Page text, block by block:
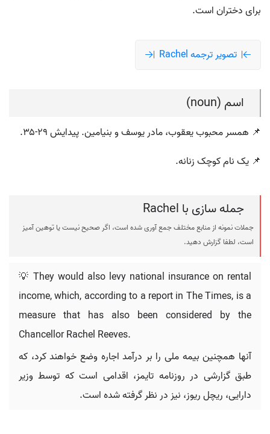
برای دختران است.
تصویر ترجمه Rachel
اسم (noun)
📌 همسر محبوب یعقوب، مادر یوسف و بنیامین. پیدایش ۲۹-۳۵.
📌 یک نام کوچک زنانه.
جمله سازی با Rachel
جملات نمونه از منابع مختلف جمع آوری شده است، اگر صحیح نیست یا توهین آمیز
است، لطفا گزارش دهید.
💡 They would also levy national insurance on rental
income, which, according to a report in The Times, is a
measure that has also been considered by the
Chancellor Rachel Reeves.
آنها همچنین بیمه ملی را بر درآمد اجاره وضع خواهند کرد، که
طبق گزارشی در روزنامه تایمز، اقدامی است که توسط وزیر
دارایی، ریچل ریوز، نیز در نظر گرفته شده است.